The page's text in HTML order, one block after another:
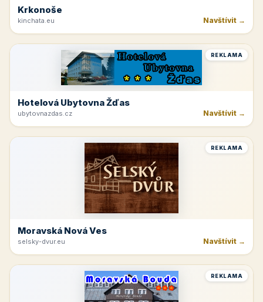
Krkonoše
kinchata.eu Navštívit →
REKLAMA
Hotelová Ubytovna Žďas
ubytovnazdas.cz Navštívit →
REKLAMA
Moravská Nová Ves
selsky-dvur.eu Navštívit →
REKLAMA